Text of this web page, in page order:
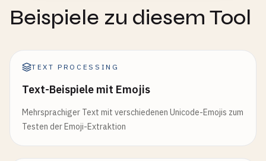
Beispiele zu diesem Tool
TEXT PROCESSING
Text-Beispiele mit Emojis
Mehrsprachiger Text mit verschiedenen Unicode-Emojis zum
Testen der Emoji-Extraktion